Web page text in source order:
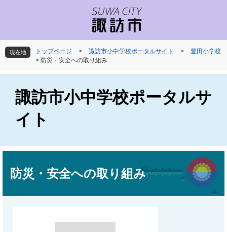
先
頭
を
飛
現在地 トップページ > 諏訪市小中学校ポータルサイト >
豊田小学校
> 防災・安全への取り組み
諏訪市小中学校ポータルサ
イト
防災・安全への取り組み